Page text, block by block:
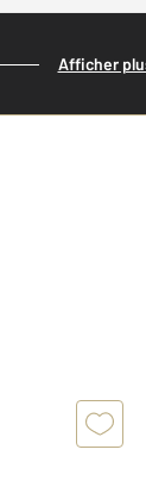
Afficher